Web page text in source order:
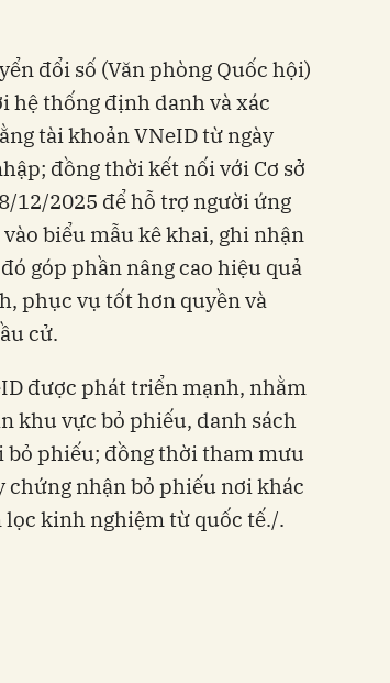
đổi số (Văn phòng Quốc hội)
thống định danh và xác
tài khoản VNeID từ ngày
đồng thời kết nối với Cơ sở
12/2025 để hỗ trợ người ứng
biểu mẫu kê khai, ghi nhận
góp phần nâng cao hiệu quả
phục vụ tốt hơn quyền và
cử.
được phát triển mạnh, nhằm
khu vực bỏ phiếu, danh sách
phiếu; đồng thời tham mưu
nhận bỏ phiếu nơi khác
kinh nghiệm từ quốc tế./.